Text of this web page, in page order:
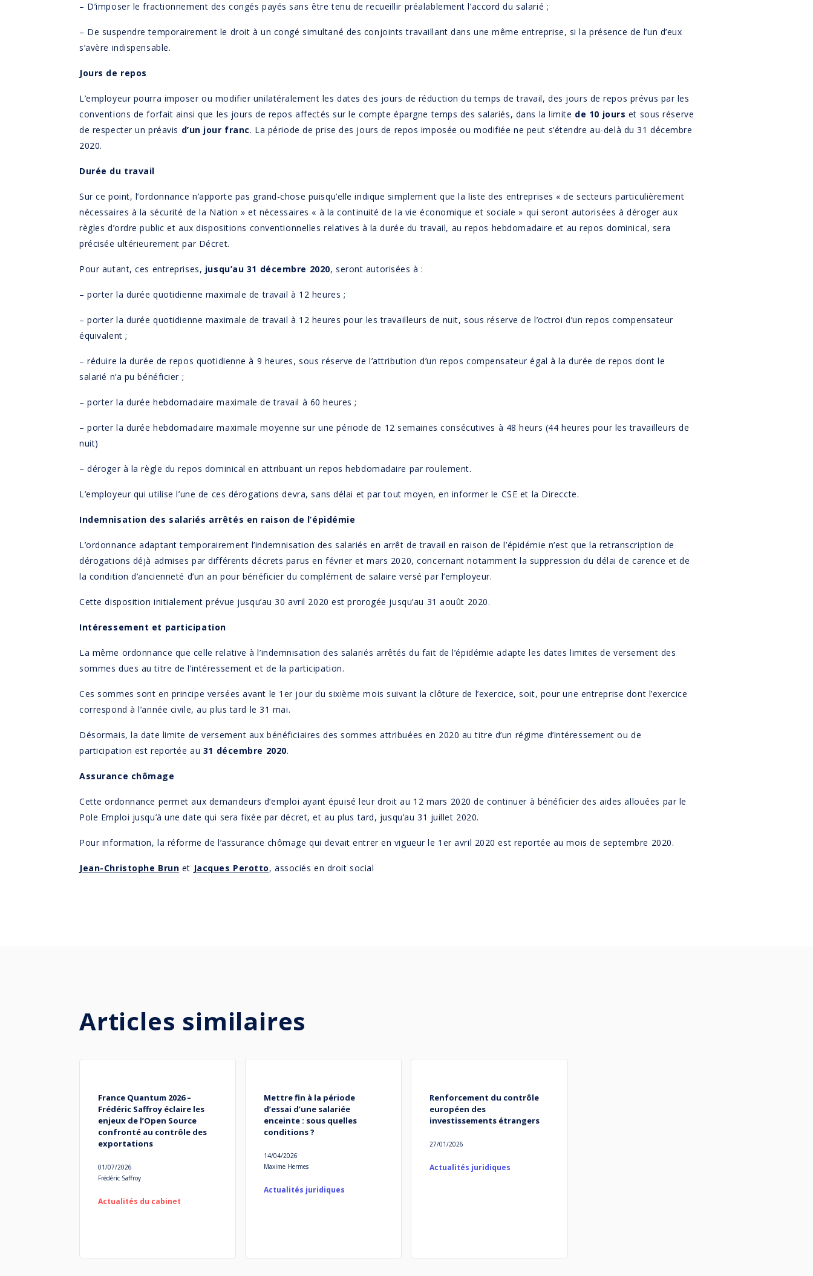
– D’imposer le fractionnement des congés payés sans être tenu de recueillir préalablement l’accord du salarié ;
– De suspendre temporairement le droit à un congé simultané des conjoints travaillant dans une même entreprise, si la présence de l’un d’eux
s’avère indispensable.
Jours de repos
L’employeur pourra imposer ou modifier unilatéralement les dates des jours de réduction du temps de travail, des jours de repos prévus par les
conventions de forfait ainsi que les jours de repos affectés sur le compte épargne temps des salariés, dans la limite de 10 jours et sous réserve
de respecter un préavis d’un jour franc. La période de prise des jours de repos imposée ou modifiée ne peut s’étendre au-delà du 31 décembre
2020.
Durée du travail
Sur ce point, l’ordonnance n’apporte pas grand-chose puisqu’elle indique simplement que la liste des entreprises « de secteurs particulièrement
nécessaires à la sécurité de la Nation » et nécessaires « à la continuité de la vie économique et sociale » qui seront autorisées à déroger aux
règles d’ordre public et aux dispositions conventionnelles relatives à la durée du travail, au repos hebdomadaire et au repos dominical, sera
précisée ultérieurement par Décret.
Pour autant, ces entreprises, jusqu’au 31 décembre 2020, seront autorisées à :
– porter la durée quotidienne maximale de travail à 12 heures ;
– porter la durée quotidienne maximale de travail à 12 heures pour les travailleurs de nuit, sous réserve de l’octroi d’un repos compensateur
équivalent ;
– réduire la durée de repos quotidienne à 9 heures, sous réserve de l’attribution d’un repos compensateur égal à la durée de repos dont le
salarié n’a pu bénéficier ;
– porter la durée hebdomadaire maximale de travail à 60 heures ;
– porter la durée hebdomadaire maximale moyenne sur une période de 12 semaines consécutives à 48 heurs (44 heures pour les travailleurs de
nuit)
– déroger à la règle du repos dominical en attribuant un repos hebdomadaire par roulement.
L’employeur qui utilise l’une de ces dérogations devra, sans délai et par tout moyen, en informer le CSE et la Direccte.
Indemnisation des salariés arrêtés en raison de l’épidémie
L’ordonnance adaptant temporairement l’indemnisation des salariés en arrêt de travail en raison de l’épidémie n’est que la retranscription de
dérogations déjà admises par différents décrets parus en février et mars 2020, concernant notamment la suppression du délai de carence et de
la condition d’ancienneté d’un an pour bénéficier du complément de salaire versé par l’employeur.
Cette disposition initialement prévue jusqu’au 30 avril 2020 est prorogée jusqu’au 31 aouût 2020.
Intéressement et participation
La même ordonnance que celle relative à l’indemnisation des salariés arrêtés du fait de l’épidémie adapte les dates limites de versement des
sommes dues au titre de l’intéressement et de la participation.
Ces sommes sont en principe versées avant le 1er jour du sixième mois suivant la clôture de l’exercice, soit, pour une entreprise dont l’exercice
correspond à l’année civile, au plus tard le 31 mai.
Désormais, la date limite de versement aux bénéficiaires des sommes attribuées en 2020 au titre d’un régime d’intéressement ou de
participation est reportée au 31 décembre 2020.
Assurance chômage
Cette ordonnance permet aux demandeurs d’emploi ayant épuisé leur droit au 12 mars 2020 de continuer à bénéficier des aides allouées par le
Pole Emploi jusqu’à une date qui sera fixée par décret, et au plus tard, jusqu’au 31 juillet 2020.
Pour information, la réforme de l’assurance chômage qui devait entrer en vigueur le 1er avril 2020 est reportée au mois de septembre 2020.
Jean-Christophe Brun et Jacques Perotto, associés en droit social
Articles similaires
France Quantum 2026 –
Frédéric Saffroy éclaire les
enjeux de l’Open Source
confronté au contrôle des
exportations
01/07/2026
Frédéric Saffroy
Actualités du cabinet
Mettre fin à la période
d’essai d’une salariée
enceinte : sous quelles
conditions ?
14/04/2026
Maxime Hermes
Actualités juridiques
Renforcement du contrôle
européen des
investissements étrangers
27/01/2026
Actualités juridiques